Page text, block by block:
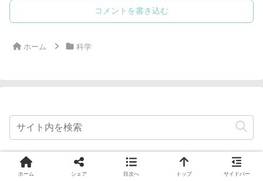
コメントを書き込む
ホーム 科学
ホーム シェア 目次へ トップ サイドバー